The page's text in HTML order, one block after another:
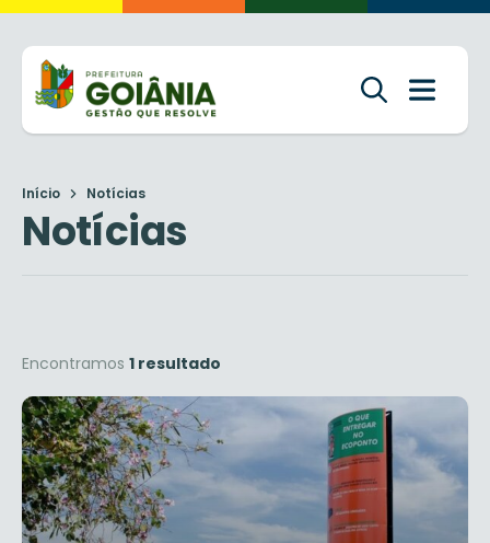
Início Notícias
Notícias
Encontramos 1 resultado